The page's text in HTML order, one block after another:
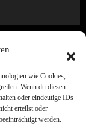
wie Cookies,
Wenn du diesen
oder eindeutige IDs
erteilst oder
werden.